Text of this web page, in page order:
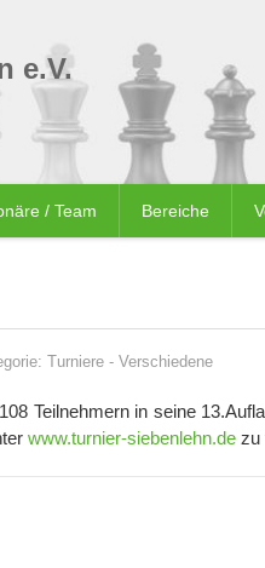
e.V.
/ Team Bereiche
Turniere - Verschiedene
Teilnehmern in seine
www.turnier-siebenlehn.de zu